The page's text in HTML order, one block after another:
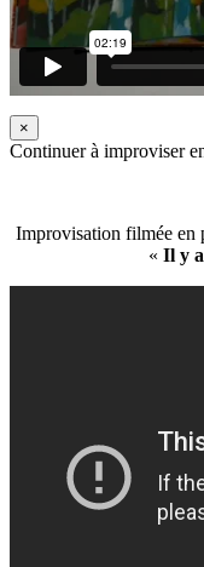
×
Continuer à improviser
Improvisation filmée en
« Il y